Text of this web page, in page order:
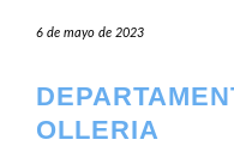
6 de mayo de 2023
OLLERIA